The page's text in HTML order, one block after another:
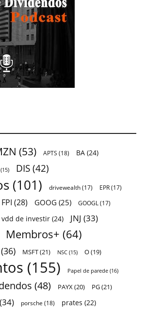
(53) APTS (18) BA (24)
(15) DIS (42)
(101) drivewealth(17) EPR(17)
FPI (28) GOOG (25) GOOGL(17)
de investir (24) JNJ (33)
Membros+ (64)
(36) MSFT(21) NSC (15) O(19)
(155) Papel de parede (16)
(48) PAYX(20) PG(21)
(34) porsche (18) prates (22)